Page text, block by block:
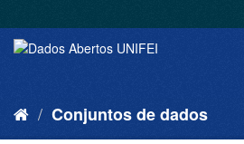
Conjuntos de dados